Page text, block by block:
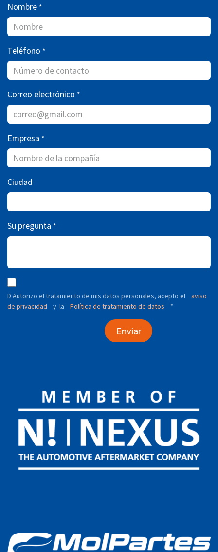
Nombre *
Teléfono *
Correo electrónico *
Empresa *
Ciudad
Su pregunta *
D Autorizo ​​el tratamiento de mis datos personales, acepto el
aviso
de privacidad
y la Política de tratamiento de datos *
Enviar